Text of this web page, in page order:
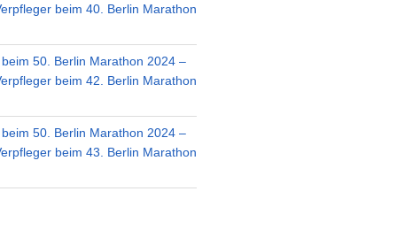
beim 40. Berlin Marathon
50. Berlin Marathon 2024 –
beim 42. Berlin Marathon
50. Berlin Marathon 2024 –
beim 43. Berlin Marathon